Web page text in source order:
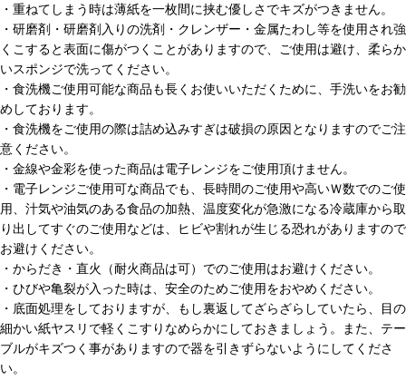
・重ねてしまう時は薄紙を一枚間に挟む優しさでキズがつきません。
・研磨剤・研磨剤入りの洗剤・クレンザー・金属たわし等を使用され強
くこすると表面に傷がつくことがありますので、ご使用は避け、柔らか
いスポンジで洗ってください。
・食洗機ご使用可能な商品も長くお使いいただくために、手洗いをお勧
めしております。
・食洗機をご使用の際は詰め込みすぎは破損の原因となりますのでご注
意ください。
・金線や金彩を使った商品は電子レンジをご使用頂けません。
・電子レンジご使用可な商品でも、長時間のご使用や高いＷ数でのご使
用、汁気や油気のある食品の加熱、温度変化が急激になる冷蔵庫から取
り出してすぐのご使用などは、ヒビや割れが生じる恐れがありますので
お避けください。
・からだき・直火（耐火商品は可）でのご使用はお避けください。
・ひびや亀裂が入った時は、安全のためご使用をおやめください。
・底面処理をしておりますが、もし裏返してざらざらしていたら、目の
細かい紙ヤスリで軽くこすりなめらかにしておきましょう。また、テー
ブルがキズつく事がありますので器を引きずらないようにしてくださ
い。